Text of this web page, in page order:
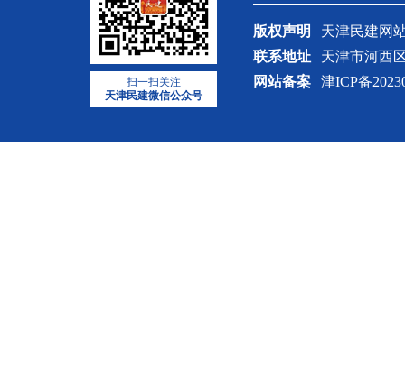
扫一扫关注
天津民建微信公众号
版权声明 | 天津民建网
联系地址 | 天津市河西
网站备案 | 津ICP备